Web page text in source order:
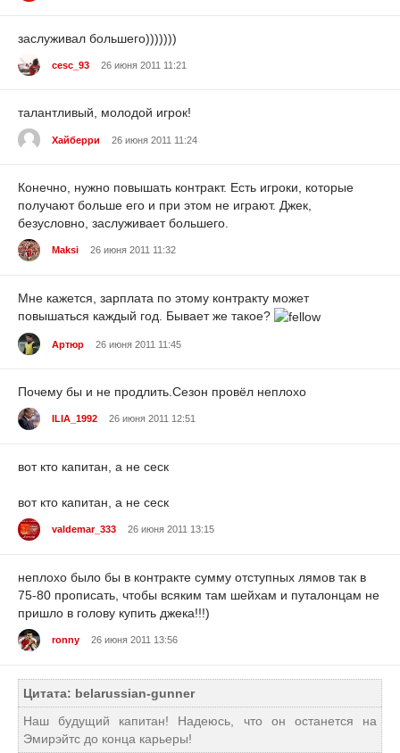
заслуживал большего)))))))
cesc_93 26 июня 2011 11:21
талантливый, молодой игрок!
Хайберри 26 июня 2011 11:24
Конечно, нужно повышать контракт. Есть игроки, которые
получают больше его и при этом не играют. Джек,
безусловно, заслуживает большего.
Maksi 26 июня 2011 11:32
Мне кажется, зарплата по этому контракту может
повышаться каждый год. Бывает же такое?
Артюр 26 июня 2011 11:45
Почему бы и не продлить.Сезон провёл неплохо
ILIA_1992 26 июня 2011 12:51
вот кто капитан, а не сеск
вот кто капитан, а не сеск
valdemar_333 26 июня 2011 13:15
неплохо было бы в контракте сумму отступных лямов так в
75-80 прописать, чтобы всяким там шейхам и путалонцам не
пришло в голову купить джека!!!)
ronny 26 июня 2011 13:56
Цитата: belarussian-gunner
Наш будущий капитан! Надеюсь, что он останется на
Эмирэйтс до конца карьеры!